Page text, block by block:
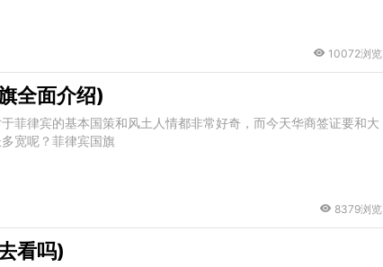
10072浏览
全面介绍)
菲律宾的基本国策和风土人情都非常好奇，而今天华商签证要和大
宽呢？菲律宾国旗
8379浏览
看吗)